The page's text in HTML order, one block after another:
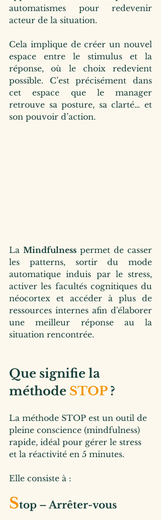
automatismes pour redevenir
acteur de la situation.
Cela implique de créer un nouvel
espace entre le stimulus et la
réponse, où le choix redevient
possible. C’est précisément dans
cet espace que le manager
retrouve sa posture, sa clarté… et
son pouvoir d’action.
La Mindfulness permet de casser
les patterns, sortir du mode
automatique induis par le stress,
activer les facultés cognitiques du
néocortex et accéder à plus de
ressources internes afin d'élaborer
une meilleur réponse au la
situation rencontrée.
Que signifie la
méthode STOP ?
La méthode STOP est un outil de
pleine conscience (mindfulness)
rapide, idéal pour gérer le stress
et la réactivité en 5 minutes.
Elle consiste à :
Stop – Arrêter-vous